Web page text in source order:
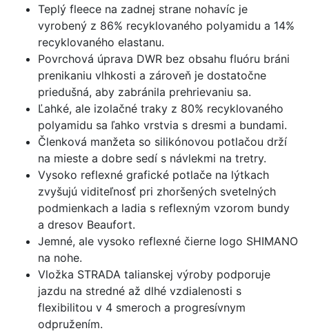
Teplý fleece na zadnej strane nohavíc je
vyrobený z 86% recyklovaného polyamidu a 14%
recyklovaného elastanu.
Povrchová úprava DWR bez obsahu fluóru bráni
prenikaniu vlhkosti a zároveň je dostatočne
priedušná, aby zabránila prehrievaniu sa.
Ľahké, ale izolačné traky z 80% recyklovaného
polyamidu sa ľahko vrstvia s dresmi a bundami.
Členková manžeta so silikónovou potlačou drží
na mieste a dobre sedí s návlekmi na tretry.
Vysoko reflexné grafické potlače na lýtkach
zvyšujú viditeľnosť pri zhoršených svetelných
podmienkach a ladia s reflexným vzorom bundy
a dresov Beaufort.
Jemné, ale vysoko reflexné čierne logo SHIMANO
na nohe.
Vložka STRADA talianskej výroby podporuje
jazdu na stredné až dlhé vzdialenosti s
flexibilitou v 4 smeroch a progresívnym
odpružením.